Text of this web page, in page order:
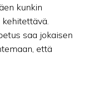
kunkin
saa jokaisen
että